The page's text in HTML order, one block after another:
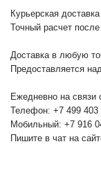
Курьерская
Точный расчет
Доставка в любую
Предоставляется
Ежедневно на связи
Телефон: +7 499 403
Мобильный: +7 916
Пишите в чат на